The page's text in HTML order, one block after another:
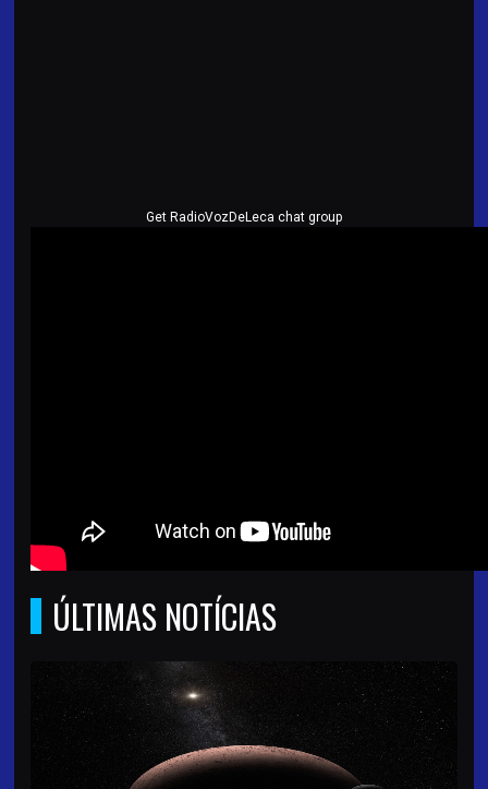
Get RadioVozDeLeca chat group
ÚLTIMAS NOTÍCIAS